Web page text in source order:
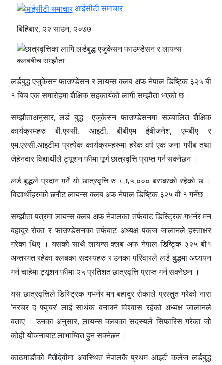
आईसीटी समाचार
बिहिबार, २२ साउन, २०७७
लर्डबुद्ध एजुकेसन फाउण्डेसन र लायन्स क्लब अफ नेपाल डिष्ट्कि ३२५ बी
१ बिच एक समारोहमा शैक्षिक सहकार्यको लागी सम्झौता भएको छ ।
सम्झौताअनुसार, लर्ड बुद्ध एजुकेसन फाउण्डेसनमा सञ्चालित शैक्षिक
कार्यक्रमहरु बी.एस्सी. आइटी, बीबीएम ईबीजनेश, एमबीए र
एम.एस्सी.आइटीमा प्रत्येक कार्यक्रमहरुमा हरेक वर्ष एक जना गरीब तथा
जेहेनदार विद्यार्थीले ट्यूशन फीमा पूर्ण छात्रवृत्ति प्राप्त गर्न सक्नेछन ।
लर्ड बुद्धले प्रदान गर्ने यो छात्रवृत्ति रु ८,६५,००० बराबरको रहेको छ ।
विद्यार्थीहरुको छनौट लायन्स क्लब अफ नेपाल डिष्ट्कि ३२५ बी १ गर्नेछ ।
सम्झौता पत्रमा लायन्स क्लब अफ नेपालका तर्फबाट डिस्ट्रिक गभर्नर मन
बहादुर रोका र फाउण्डेसनका तर्फबाट अध्यक्ष पंकज जालानले हस्ताक्षर
गरेका थिए । यसको साथै लायन्स क्लब अफ नेपाल डिष्ट्कि ३२५ बी१
अन्तरगत रहेका क्लबका सदस्यहरु र उनका परिवारले लर्ड बुद्धमा अध्ययन
गर्न चाहेमा ट्यूशन फीमा २५ प्रतिशत छात्रवृत्ति प्राप्त गर्न सक्नेछन ।
यस छात्रवृत्तिले डिस्ट्रिक गभर्नर मन बहादुर रोकाले प्रस्तुत गरेको नारा
‘नरचर द फ्युचर’ लाई सार्थक बनाउने विश्वास रहेको अध्यक्ष जालानले
बताए । उनका अनुसार, लायन्स क्लबका सदस्यले सिफारिस गरेका जो
कोही योजनाबाट लाभाम्वित हुन सक्नेछन ।
काठमाडौंको मैतीदेवीमा अवस्थित नेपालकै प्रथम आइटी कलेज लर्डबुद्ध